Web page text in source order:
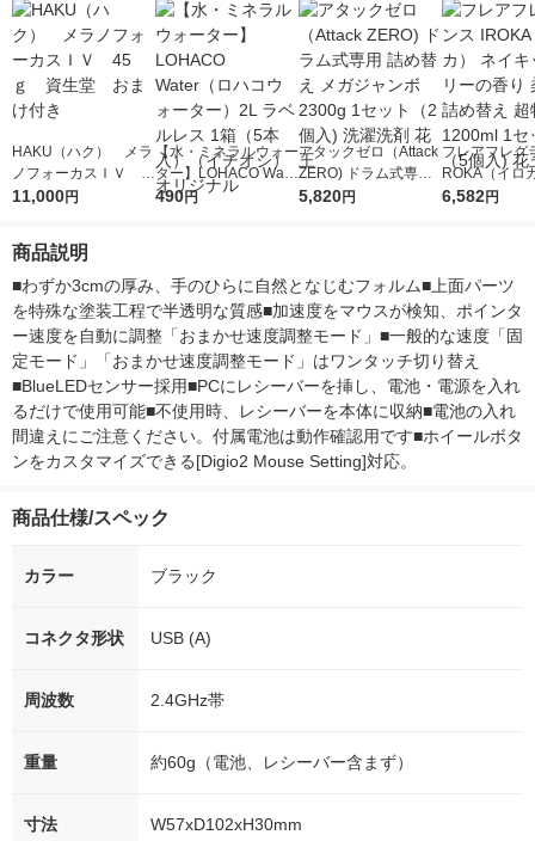
HAKU（ハク） メラ
ノフォーカスＩＶ 4
5ｇ 資生堂 おまけ
11,000円
【水・ミネラルウォー
ター】LOHACO Wate
r（ロハコウォータ
490円
アタックゼロ（Attack
ZERO) ドラム式専用
詰め替え メガジャン
5,820円
フレアフレグ
ROKA（イロ
イキッドリリ
6,582円
商品説明
■わずか3cmの厚み、手のひらに自然となじむフォルム■上面パーツ
を特殊な塗装工程で半透明な質感■加速度をマウスが検知、ポインタ
ー速度を自動に調整「おまかせ速度調整モード」■一般的な速度「固
定モード」「おまかせ速度調整モード」はワンタッチ切り替え
■BlueLEDセンサー採用■PCにレシーバーを挿し、電池・電源を入れ
るだけで使用可能■不使用時、レシーバーを本体に収納■電池の入れ
間違えにご注意ください。付属電池は動作確認用です■ホイールボタ
ンをカスタマイズできる[Digio2 Mouse Setting]対応。
商品仕様/スペック
カラー ブラック
コネクタ形状 USB (A)
周波数 2.4GHz帯
重量 約60g（電池、レシーバー含まず）
寸法 W57xD102xH30mm